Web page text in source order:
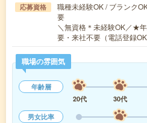
応募資格
職種未経験OK / ブランク
要
＼無資格＊未経験OK／★
要・来社不要（電話登録
職場の雰囲気
年齢層
20代
30代
男女比率